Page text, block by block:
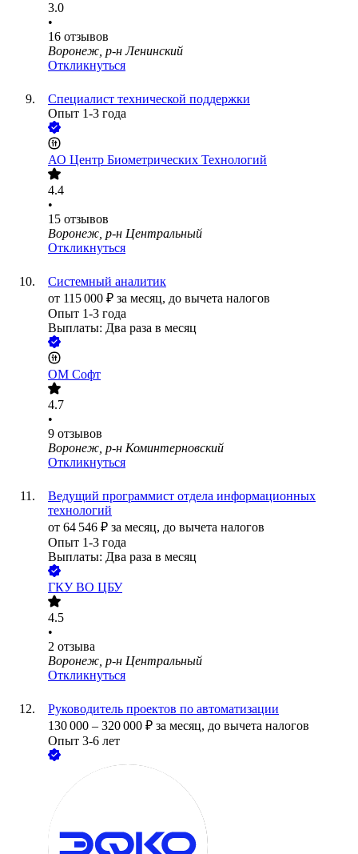
3.0
•
16 отзывов
Воронеж, р-н Ленинский
Откликнуться
Специалист технической поддержки
Опыт 1-3 года
АО Центр Биометрических Технологий
4.4
•
15 отзывов
Воронеж, р-н Центральный
Откликнуться
Системный аналитик
от 115 000 ₽ за месяц, до вычета налогов
Опыт 1-3 года
Выплаты: Два раза в месяц
ОМ Софт
4.7
•
9 отзывов
Воронеж, р-н Коминтерновский
Откликнуться
Ведущий программист отдела информационных
технологий
от 64 546 ₽ за месяц, до вычета налогов
Опыт 1-3 года
Выплаты: Два раза в месяц
ГКУ ВО ЦБУ
4.5
•
2 отзыва
Воронеж, р-н Центральный
Откликнуться
Руководитель проектов по автоматизации
130 000 – 320 000 ₽ за месяц, до вычета налогов
Опыт 3-6 лет